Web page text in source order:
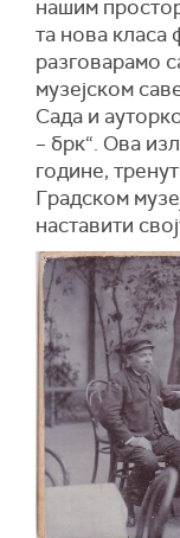
нашим
та нова класа
разговарамо
музејском
Сада и
– брк“. Ова
године,
Градском
наставити